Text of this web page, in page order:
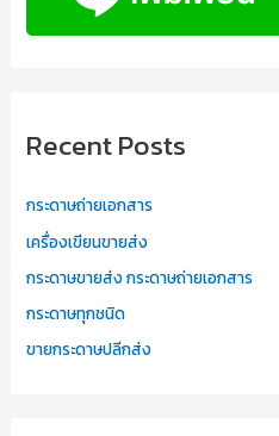
Recent Posts
กระดาษถ่ายเอกสาร
เครื่องเขียนขายส่ง
กระดาษขายส่ง กระดาษถ่ายเอกสาร
กระดาษทุกชนิด
ขายกระดาษปลีกส่ง